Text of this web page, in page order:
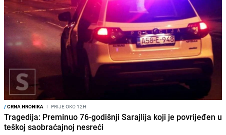
/CRNA HRONIKA I PRIJE OKO 12H
Tragedija: Preminuo 76-godišnji Sarajlija koji je povrijeđen u
teškoj saobraćajnoj nesreći